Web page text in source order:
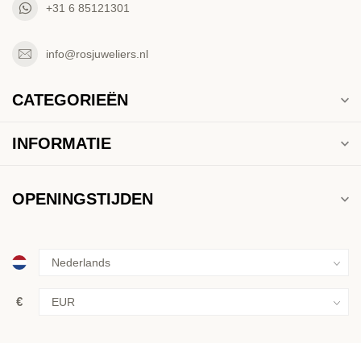
+31 6 85121301
info@rosjuweliers.nl
CATEGORIEËN
INFORMATIE
OPENINGSTIJDEN
€